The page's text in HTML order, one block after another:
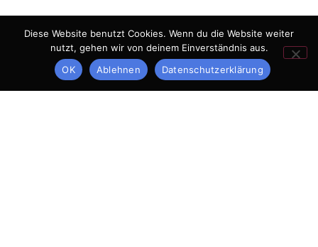
Diese Website benutzt Cookies. Wenn du die Website weiter
nutzt, gehen wir von deinem Einverständnis aus.
OK
Ablehnen Datenschutzerklärung